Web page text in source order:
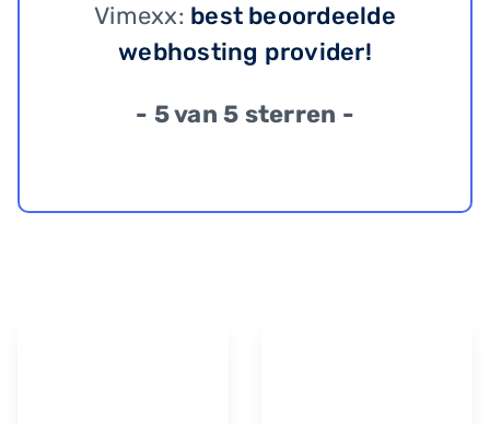
Vimexx: best beoordeelde
webhosting provider!
- 5 van 5 sterren -